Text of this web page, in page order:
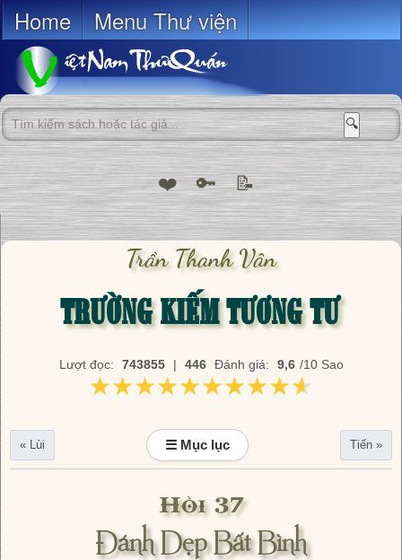
Home Menu Thư viện
🔍
❤️ 🔑 📝
Trần Thanh Vân
TRƯỜNG KIẾM TƯƠNG TƯ
Lượt đọc: 743855 | 446 Đánh giá: 9,6 /10 Sao
★★★★★★★★★★
★★★★★★★★★★
« Lùi ☰ Mục lục Tiến »
Hồi 37
Đánh Dẹp Bất Bình